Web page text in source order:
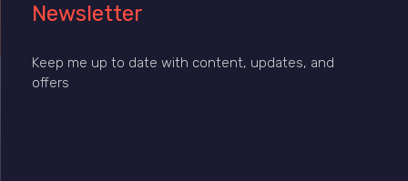
Newsletter
Keep me up to date with content, updates, and
offers